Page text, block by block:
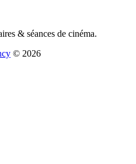
& séances de cinéma.
© 2026